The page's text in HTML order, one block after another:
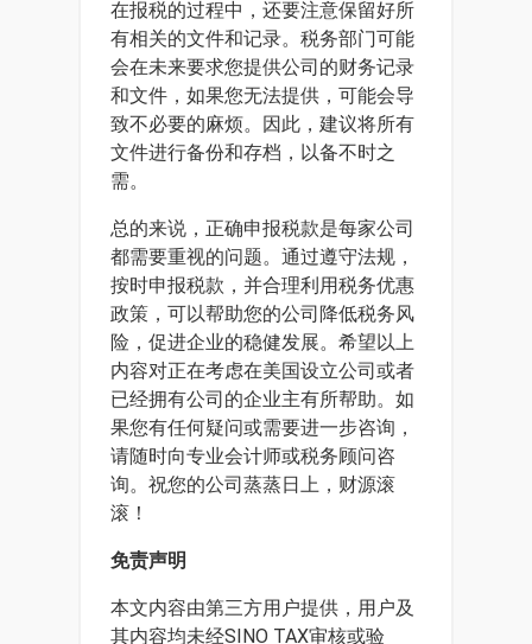
在报税的过程中，还要注意保留好所
有相关的文件和记录。税务部门可能
会在未来要求您提供公司的财务记录
和文件，如果您无法提供，可能会导
致不必要的麻烦。因此，建议将所有
文件进行备份和存档，以备不时之
需。
总的来说，正确申报税款是每家公司
都需要重视的问题。通过遵守法规，
按时申报税款，并合理利用税务优惠
政策，可以帮助您的公司降低税务风
险，促进企业的稳健发展。希望以上
内容对正在考虑在美国设立公司或者
已经拥有公司的企业主有所帮助。如
果您有任何疑问或需要进一步咨询，
请随时向专业会计师或税务顾问咨
询。祝您的公司蒸蒸日上，财源滚
滚！
免责声明
本文内容由第三方用户提供，用户及
其内容均未经SINO TAX审核或验